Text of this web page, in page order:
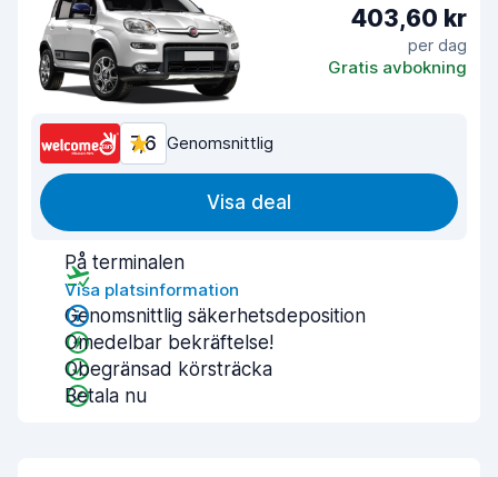
403,60 kr
per dag
Gratis avbokning
7,6 Genomsnittlig
Visa deal
På terminalen
Visa platsinformation
Genomsnittlig säkerhetsdeposition
Omedelbar bekräftelse!
Obegränsad körsträcka
Betala nu